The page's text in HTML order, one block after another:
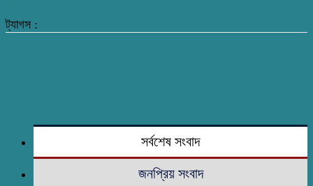
ট্যাগস :
সর্বশেষ সংবাদ
জনপ্রিয় সংবাদ